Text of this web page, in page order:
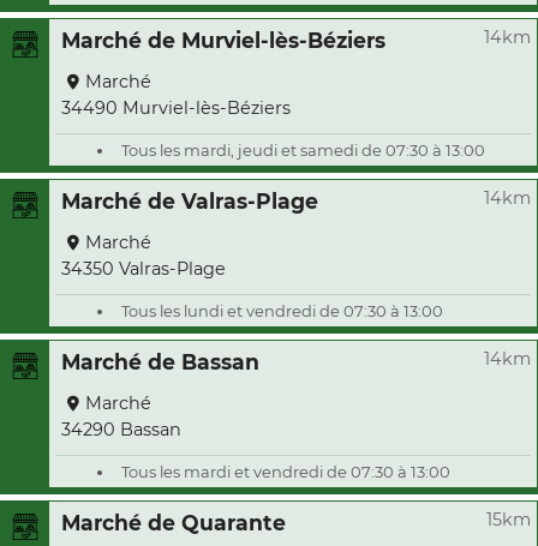
Marché de Murviel-lès-Béziers 14km
Marché
34490 Murviel-lès-Béziers
Tous les mardi, jeudi et samedi de 07:30 à 13:00
Marché de Valras-Plage 14km
Marché
34350 Valras-Plage
Tous les lundi et vendredi de 07:30 à 13:00
Marché de Bassan 14km
Marché
34290 Bassan
Tous les mardi et vendredi de 07:30 à 13:00
Marché de Quarante 15km